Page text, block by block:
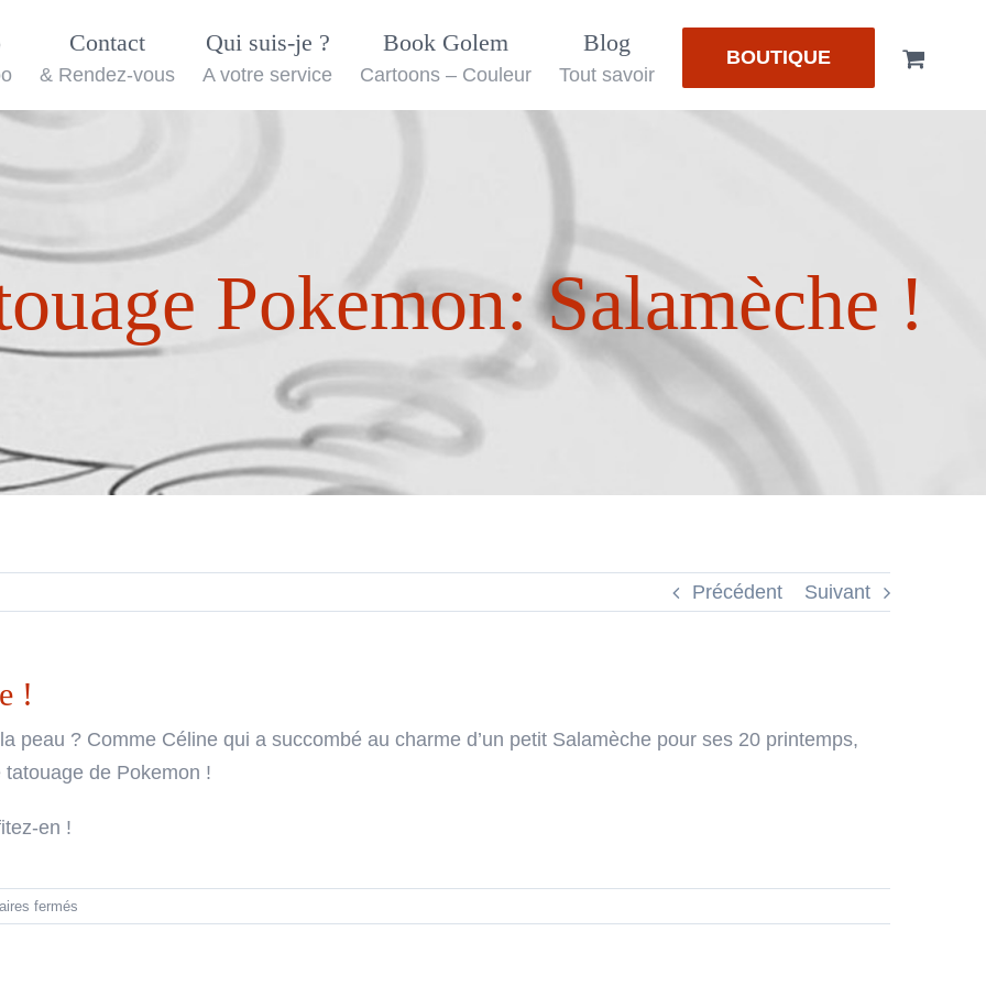
Contact
& Rendez-vous
Qui suis-je ?
A votre service
Book Golem
Cartoons – Couleur
Blog
Tout savoir
BOUTIQUE
Pokemon: Salamèche !
Précédent Suivant
!
peau ? Comme Céline qui a succombé au charme d’un petit Salamèche pour ses 20 printemps,
de Pokemon !
en !
fermés
Tatouage